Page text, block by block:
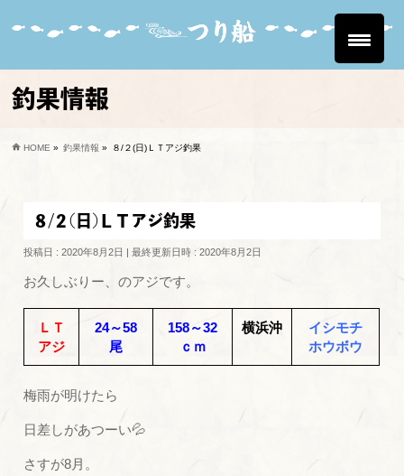
釣果情報
HOME » 釣果情報 » ８/２(日)ＬＴアジ釣果
８/２(日)ＬＴアジ釣果
投稿日 : 2020年8月2日 最終更新日時 : 2020年8月2日
お久しぶりー、のアジです。
ＬＴ
アジ
24～58
尾
158～32
ｃｍ
横浜沖
イシモチ
ホウボウ
梅雨が明けたら
日差しがあつーい💦
さすが8月。